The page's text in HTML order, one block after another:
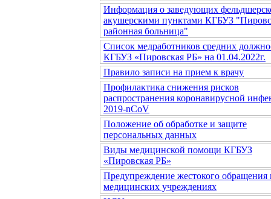
Информация о заведующих
акушерскими пунктами КГБУЗ
районная больница"
Список медработников средних
КГБУЗ «Пировская РБ» на 01.04.2022г.
Правило записи на прием к врачу
Профилактика снижения рисков
распространения коронавирусной
2019-nCoV
Положение об обработке и защите
персональных данных
Виды медицинской помощи КГБУЗ
«Пировская РБ»
Предупреждение жестокого обращения
медицинских учреждениях